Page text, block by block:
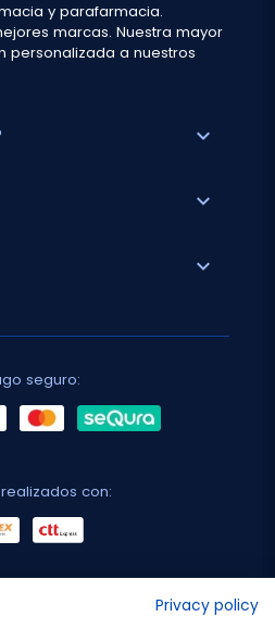
y parafarmacia.
marcas. Nuestra mayor
personalizada a nuestros
expand_more
expand_more
expand_more
seguro:
con:
Privacy policy